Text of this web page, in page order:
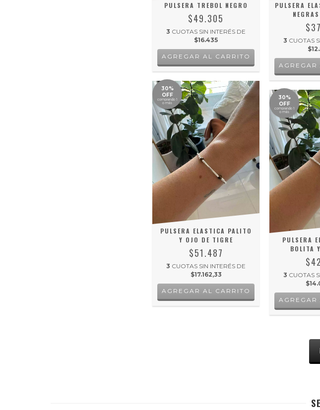
PULSERA TREBOL NEGRO
$49.305
3 CUOTAS SIN INTERÉS DE
$16.435
PULSERA
3 CUOTAS
30%
OFF
comprando 1
o más
PULSERA ELASTICA PALITO
Y OJO DE TIGRE
$51.487
3 CUOTAS SIN INTERÉS DE
$17.162,33
30%
OFF
comprando 1
o más
PULSERA
BOLITA
3 CUOTAS